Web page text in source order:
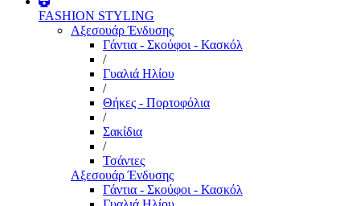
FASHION STYLING
Αξεσουάρ Ένδυσης
Γάντια - Σκούφοι - Κασκόλ
/
Γυαλιά Ηλίου
/
Θήκες - Πορτοφόλια
/
Σακίδια
/
Τσάντες
Αξεσουάρ Ένδυσης
Γάντια - Σκούφοι - Κασκόλ